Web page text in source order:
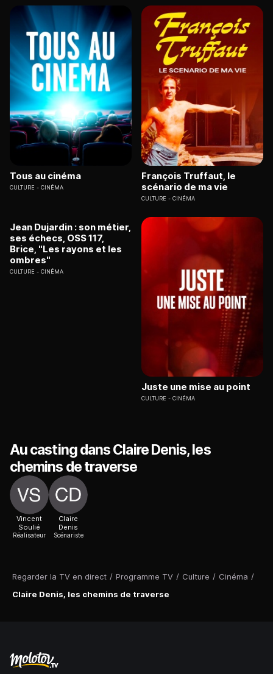
Regarder la TV en direct / Programme TV / Culture / Cinéma /
Claire Denis, les chemins de traverse
Tous au cinéma
CULTURE CINÉMA
François Truffaut, le
scénario de ma vie
CULTURE CINÉMA
Jean Dujardin : son métier,
ses échecs, OSS 117,
Brice, "Les rayons et les
ombres"
CULTURE CINÉMA
Juste une mise au point
CULTURE CINÉMA
Au casting dans Claire Denis, les
chemins de traverse
Vincent
Soulié
Réalisateur
Claire
Denis
Scénariste